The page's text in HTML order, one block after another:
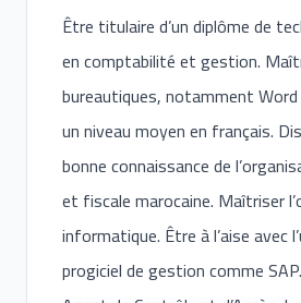
Être titulaire d’un diplôme de
en comptabilité et gestion.
bureautiques, notamment
un niveau moyen en français.
bonne connaissance de
et fiscale marocaine. Maîtriser
informatique. Être à l’aise avec
progiciel de gestion comme SAP.